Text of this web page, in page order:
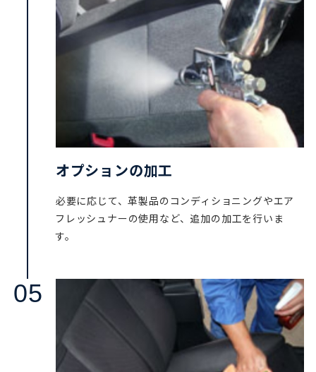
オプションの加工
必要に応じて、革製品のコンディショニングやエア
フレッシュナーの使用など、追加の加工を行いま
す。